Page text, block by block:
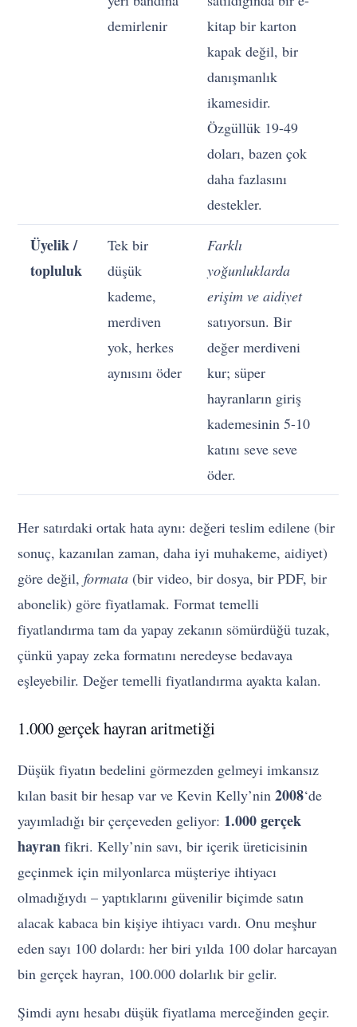
demirlenir
kitap bir karton
kapak değil, bir
danışmanlık
ikamesidir.
Özgüllük 19-49
doları, bazen çok
daha fazlasını
destekler.
Üyelik /
topluluk
Tek bir
düşük
kademe,
merdiven
yok, herkes
aynısını öder
Farklı
yoğunluklarda
erişim ve aidiyet
satıyorsun. Bir
değer merdiveni
kur; süper
hayranların giriş
kademesinin 5-10
katını seve seve
öder.
Her satırdaki ortak hata aynı: değeri teslim edilene (bir
sonuç, kazanılan zaman, daha iyi muhakeme, aidiyet)
göre değil,formata (bir video, bir dosya, bir PDF, bir
abonelik) göre fiyatlamak. Format temelli
fiyatlandırma tam da yapay zekanın sömürdüğü tuzak,
çünkü yapay zeka formatını neredeyse bedavaya
eşleyebilir. Değer temelli fiyatlandırma ayakta kalan.
1.000 gerçek hayran aritmetiği
Düşük fiyatın bedelini görmezden gelmeyi imkansız
kılan basit bir hesap var ve Kevin Kelly’nin2008‘de
yayımladığı bir çerçeveden geliyor: 1.000 gerçek
hayran fikri. Kelly’nin savı, bir içerik üreticisinin
geçinmek için milyonlarca müşteriye ihtiyacı
olmadığıydı – yaptıklarını güvenilir biçimde satın
alacak kabaca bin kişiye ihtiyacı vardı. Onu meşhur
eden sayı 100 dolardı: her biri yılda 100 dolar harcayan
bin gerçek hayran, 100.000 dolarlık bir gelir.
Şimdi aynı hesabı düşük fiyatlama merceğinden geçir.